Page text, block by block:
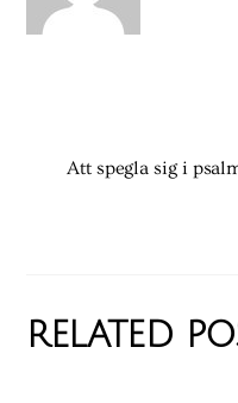
Att spegla sig i
RELATED